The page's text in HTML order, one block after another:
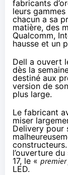
fabricants
leurs
chacun a sa
matière, des
Qualcomm,
hausse et un
Dell a ouvert
dès la
destiné aux
version de
plus large.
Le fabricant
miser
Delivery pour
constructeurs.
l’ouverture
17, le «
LED.